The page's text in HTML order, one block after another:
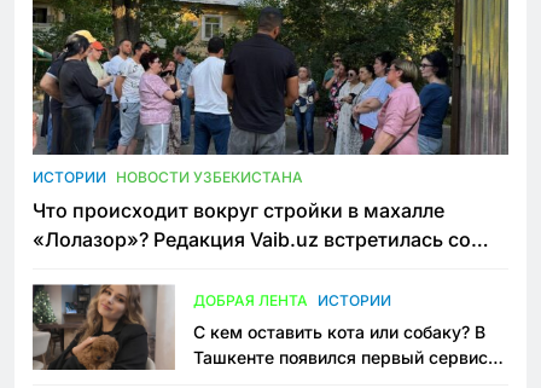
ИСТОРИИ НОВОСТИ УЗБЕКИСТАНА
Что происходит вокруг стройки в махалле
«Лолазор»? Редакция Vaib.uz встретилась со
ДОБРАЯ ЛЕНТА ИСТОРИИ
С кем оставить кота или собаку? В
Ташкенте появился первый сервис